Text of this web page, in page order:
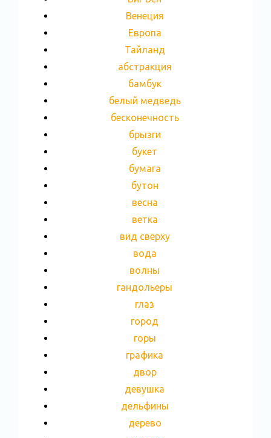
Венеция
Европа
Тайланд
абстракция
бамбук
белый медведь
бесконечность
брызги
букет
бумага
бутон
весна
ветка
вид сверху
вода
волны
гандольеры
глаз
город
горы
графика
двор
девушка
дельфины
дерево